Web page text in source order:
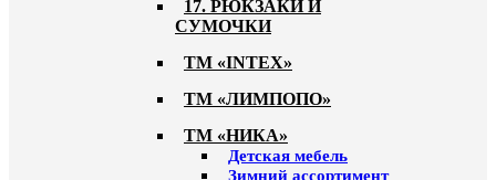
17. РЮКЗАКИ И
СУМОЧКИ
ТМ «INTEX»
ТМ «ЛИМПОПО»
ТМ «НИКА»
Детская мебель
Зимний ассортимент